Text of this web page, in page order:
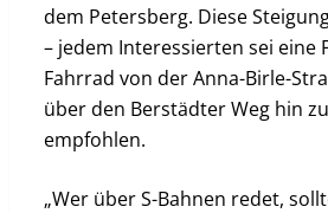
dem Petersberg. Diese
– jedem Interessierten sei eine
Fahrrad von der Anna-Birle-
über den Berstädter Weg hin
empfohlen.
„Wer über S-Bahnen redet,